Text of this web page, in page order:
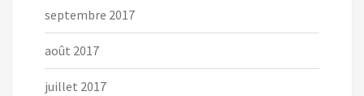
septembre 2017
août 2017
juillet 2017